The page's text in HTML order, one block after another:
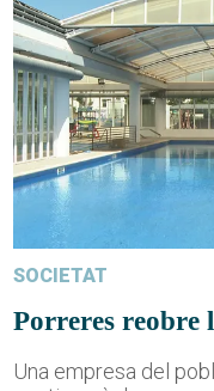
SOCIETAT
Porreres reobre
Una empresa del